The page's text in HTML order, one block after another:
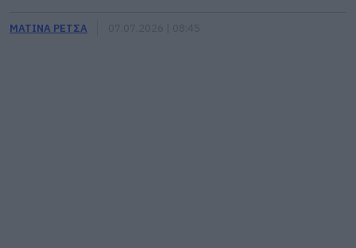
ΜΑΤΙΝΑ ΡΕΤΣΑ